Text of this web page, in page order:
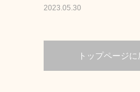
2023.05.30
トップページに